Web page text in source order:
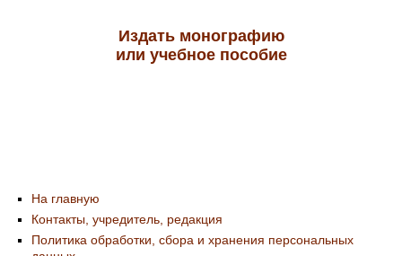
Издать монографию
или учебное пособие
На главную
Контакты, учредитель, редакция
Политика обработки, сбора и хранения персональных